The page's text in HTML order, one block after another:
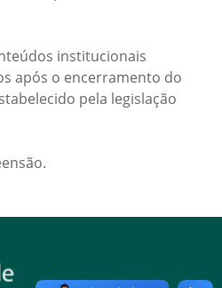
institucionais
após o encerramento do
pela legislação